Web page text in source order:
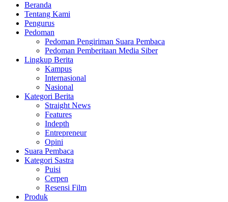
Beranda
Tentang Kami
Pengurus
Pedoman
Pedoman Pengiriman Suara Pembaca
Pedoman Pemberitaan Media Siber
Lingkup Berita
Kampus
Internasional
Nasional
Kategori Berita
Straight News
Features
Indepth
Entrepreneur
Opini
Suara Pembaca
Kategori Sastra
Puisi
Cerpen
Resensi Film
Produk